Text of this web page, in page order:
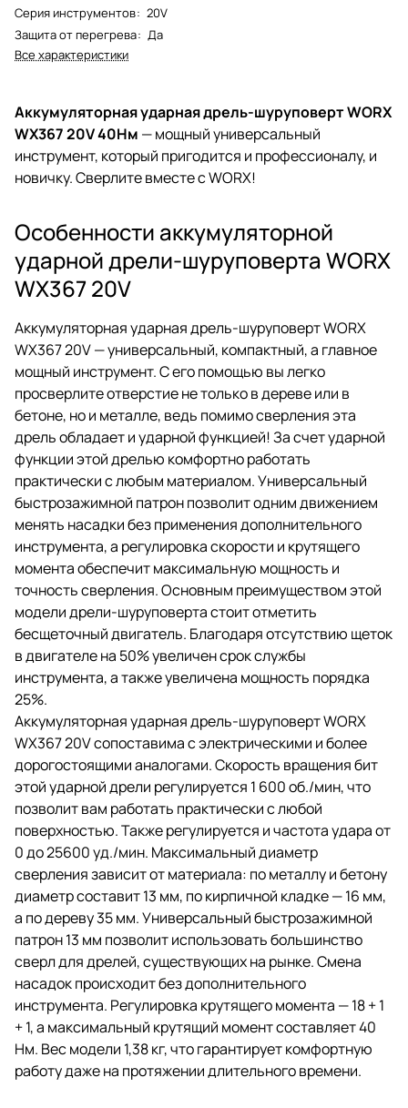
Серия инструментов: 20V
Защита от перегрева: Да
Все характеристики
Аккумуляторная ударная дрель-шуруповерт WORX
WX367 20V 40Нм — мощный универсальный
инструмент, который пригодится и профессионалу, и
новичку. Сверлите вместе с WORX!
Особенности аккумуляторной
ударной дрели-шуруповерта WORX
WX367 20V
Аккумуляторная ударная дрель-шуруповерт WORX
WX367 20V — универсальный, компактный, а главное
мощный инструмент. С его помощью вы легко
просверлите отверстие не только в дереве или в
бетоне, но и металле, ведь помимо сверления эта
дрель обладает и ударной функцией! За счет ударной
функции этой дрелью комфортно работать
практически с любым материалом. Универсальный
быстрозажимной патрон позволит одним движением
менять насадки без применения дополнительного
инструмента, а регулировка скорости и крутящего
момента обеспечит максимальную мощность и
точность сверления. Основным преимуществом этой
модели дрели-шуруповерта стоит отметить
бесщеточный двигатель. Благодаря отсутствию щеток
в двигателе на 50% увеличен срок службы
инструмента, а также увеличена мощность порядка
25%.
Аккумуляторная ударная дрель-шуруповерт WORX
WX367 20V сопоставима с электрическими и более
дорогостоящими аналогами. Скорость вращения бит
этой ударной дрели регулируется 1 600 об./мин, что
позволит вам работать практически с любой
поверхностью. Также регулируется и частота удара от
0 до 25600 уд./мин. Максимальный диаметр
сверления зависит от материала: по металлу и бетону
диаметр составит 13 мм, по кирпичной кладке — 16 мм,
а по дереву 35 мм. Универсальный быстрозажимной
патрон 13 мм позволит использовать большинство
сверл для дрелей, существующих на рынке. Смена
насадок происходит без дополнительного
инструмента. Регулировка крутящего момента — 18 + 1
+ 1, а максимальный крутящий момент составляет 40
Нм. Вес модели 1,38 кг, что гарантирует комфортную
работу даже на протяжении длительного времени.